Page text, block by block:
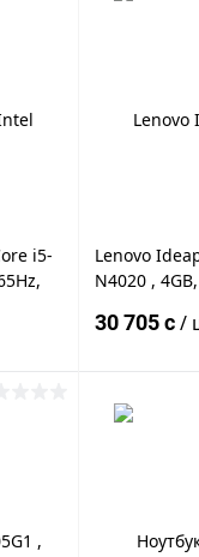
i5-
Lenovo
N4020 ,
DOS, Eng-
30 705 c/